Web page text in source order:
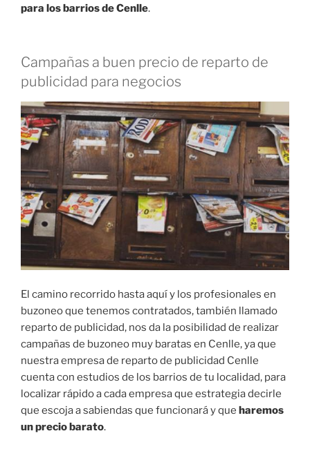
para los barrios de Cenlle.
Campañas a buen precio de reparto de
publicidad para negocios
El camino recorrido hasta aquí y los profesionales en
buzoneo que tenemos contratados, también llamado
reparto de publicidad, nos da la posibilidad de realizar
campañas de buzoneo muy baratas en Cenlle, ya que
nuestra empresa de reparto de publicidad Cenlle
cuenta con estudios de los barrios de tu localidad, para
localizar rápido a cada empresa que estrategia decirle
que escoja a sabiendas que funcionará y que haremos
un precio barato.